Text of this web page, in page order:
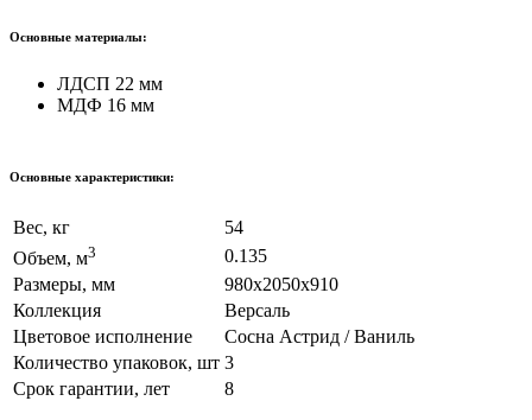
Основные материалы:
ЛДСП 22 мм
МДФ 16 мм
Основные характеристики:
Вес, кг
54
Объем, м3
0.135
Размеры, мм
980х2050х910
Коллекция
Версаль
Цветовое исполнение
Сосна Астрид / Ваниль
Количество упаковок, шт 3
Срок гарантии, лет
8